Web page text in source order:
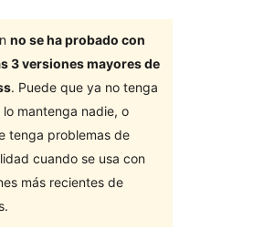
no se ha probado con
3 versiones mayores de
. Puede que ya no tenga
lo mantenga nadie, o
tenga problemas de
cuando se usa con
más recientes de